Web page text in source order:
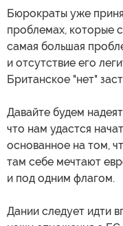
Бюрократы уже
проблемах, которые
самая большая
и отсутствие его
Британское "нет"
Давайте будем
что нам удастся
основанное на том,
там себе мечтают
и под одним флагом.
Дании следует идти